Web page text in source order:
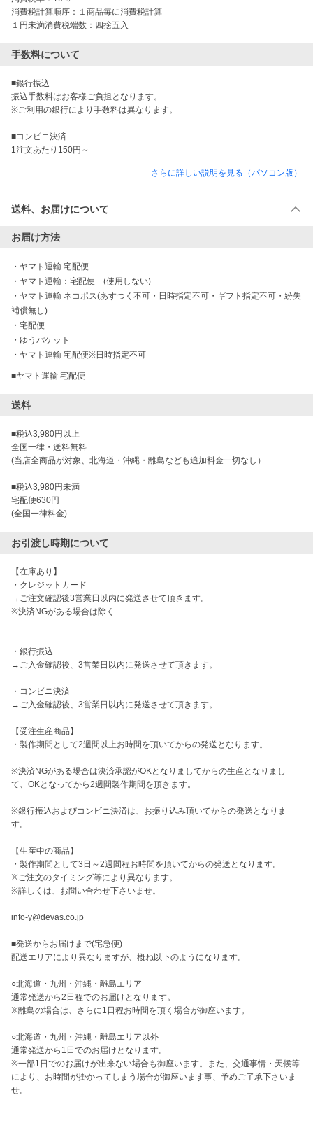
消費税計算順序：１商品毎に消費税計算
１円未満消費税端数：四捨五入
手数料について
■銀行振込
振込手数料はお客様ご負担となります。
※ご利用の銀行により手数料は異なります。
■コンビニ決済
1注文あたり150円～
さらに詳しい説明を見る（パソコン版）
送料、お届けについて
お届け方法
・ ヤマト運輸 宅配便
・ ヤマト運輸：宅配便　(使用しない)
・ ヤマト運輸 ネコポス(あすつく不可・日時指定不可・ギフト指定不可・紛失
補償無し)
・ 宅配便
・ ゆうパケット
・ ヤマト運輸 宅配便※日時指定不可
送料
■税込3,980円以上
全国一律・送料無料
(当店全商品が対象、北海道・沖縄・離島なども追加料金一切なし）
■税込3,980円未満
宅配便630円
(全国一律料金)
お引渡し時期について
【在庫あり】
・クレジットカード
→ご注文確認後3営業日以内に発送させて頂きます。
※決済NGがある場合は除く
・銀行振込
→ご入金確認後、3営業日以内に発送させて頂きます。
・コンビニ決済
→ご入金確認後、3営業日以内に発送させて頂きます。
【受注生産商品】
・製作期間として2週間以上お時間を頂いてからの発送となります。
※決済NGがある場合は決済承認がOKとなりましてからの生産となりまし
て、OKとなってから2週間製作期間を頂きます。
※銀行振込およびコンビニ決済は、お振り込み頂いてからの発送となりま
す。
【生産中の商品】
・製作期間として3日～2週間程お時間を頂いてからの発送となります。
※ご注文のタイミング等により異なります。
※詳しくは、お問い合わせ下さいませ。
info-y@devas.co.jp
■発送からお届けまで(宅急便)
配送エリアにより異なりますが、概ね以下のようになります。
○北海道・九州・沖縄・離島エリア
通常発送から2日程でのお届けとなります。
※離島の場合は、さらに1日程お時間を頂く場合が御座います。
○北海道・九州・沖縄・離島エリア以外
通常発送から1日でのお届けとなります。
※一部1日でのお届けが出来ない場合も御座います。また、交通事情・天候等
により、お時間が掛かってしまう場合が御座います事、予めご了承下さいま
せ。